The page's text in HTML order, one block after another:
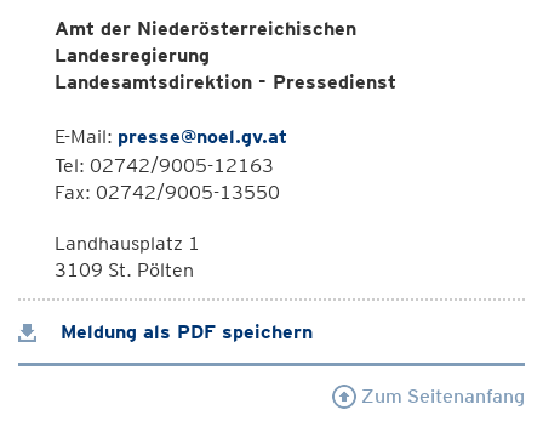
Amt der Niederösterreichischen
Landesregierung
Landesamtsdirektion - Pressedienst
E-Mail: presse@noel.gv.at
Tel: 02742/9005-12163
Fax: 02742/9005-13550
Landhausplatz 1
3109 St. Pölten
Meldung als PDF speichern
Zum Seitenanfang